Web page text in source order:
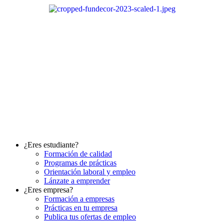
¿Eres estudiante?
Formación de calidad
Programas de prácticas
Orientación laboral y empleo
Lánzate a emprender
¿Eres empresa?
Formación a empresas
Prácticas en tu empresa
Publica tus ofertas de empleo